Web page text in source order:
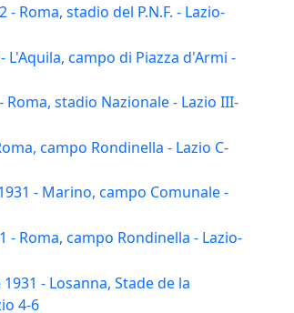
Roma, stadio del P.N.F. - Lazio-
L'Aquila, campo di Piazza d'Armi -
Roma, stadio Nazionale - Lazio III-
campo Rondinella - Lazio C-
- Marino, campo Comunale -
- Roma, campo Rondinella - Lazio-
- Losanna, Stade de la
4-6